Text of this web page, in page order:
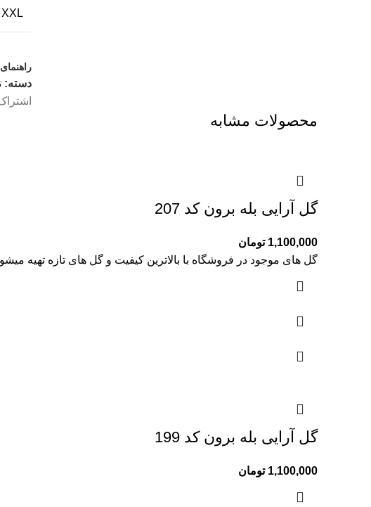
XXL
دسته:
محصولات مشابه
گل آرایی بله برون کد 207
1,100,000 تومان
گل های موجود در فروشگاه با بالاترین کیفیت و گل های تازه تهیه
گل آرایی بله برون کد 199
1,100,000 تومان